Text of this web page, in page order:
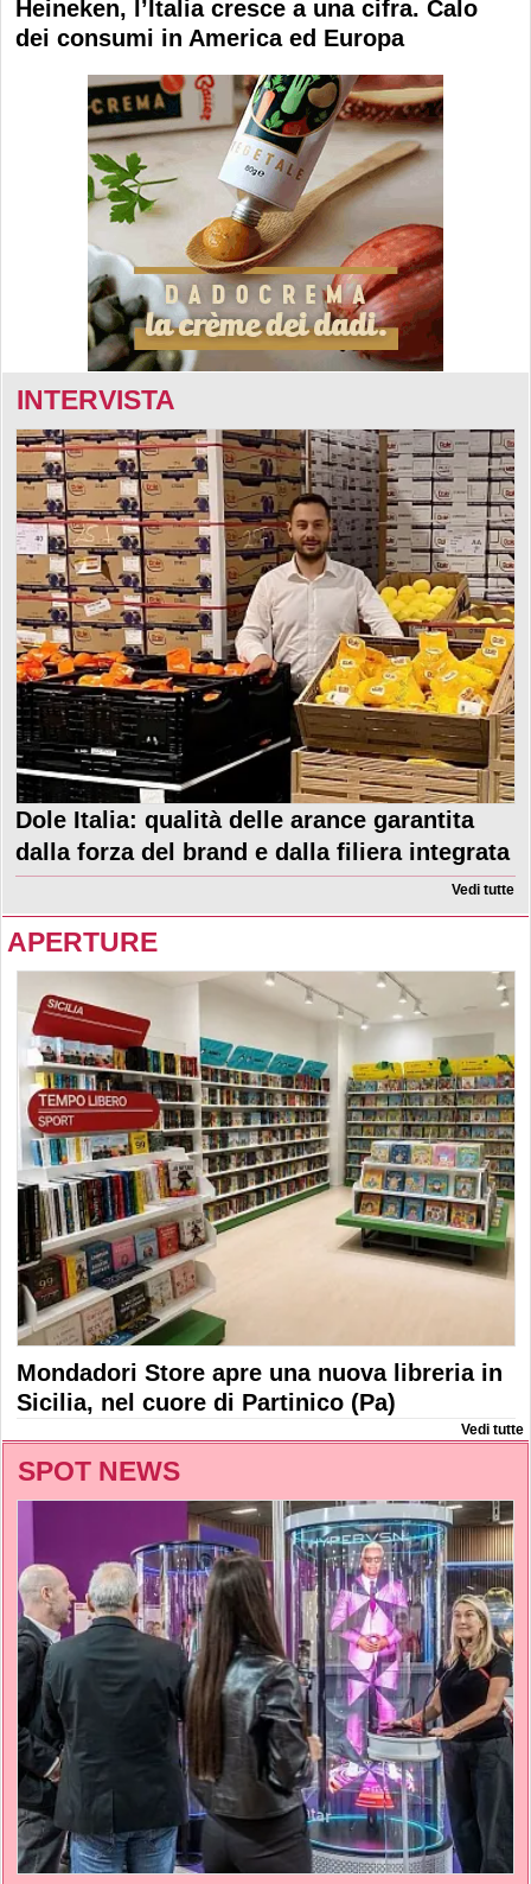
Heineken, l’Italia cresce a una cifra. Calo
dei consumi in America ed Europa
INTERVISTA
Dole Italia: qualità delle arance garantita
dalla forza del brand e dalla filiera integrata
Vedi tutte
APERTURE
Mondadori Store apre una nuova libreria in
Sicilia, nel cuore di Partinico (Pa)
Vedi tutte
SPOT NEWS